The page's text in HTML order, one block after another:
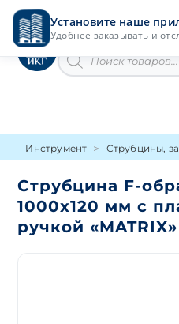
Установите наше
Удобнее заказывать и
Перейти
содержимомуИнструменты
товаров
Инструмент Струбцины,
Струбцина F-
1000х120 мм с
ручкой «MATRIX»